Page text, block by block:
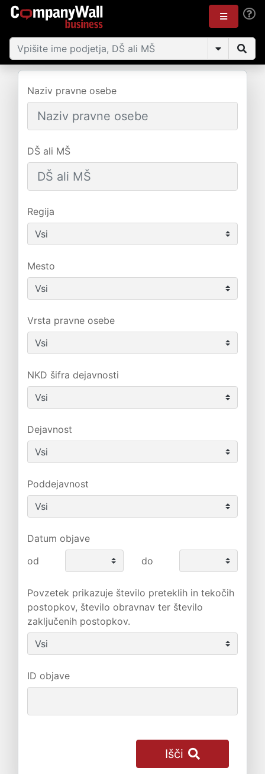
Naziv pravne osebe
DŠ ali MŠ
Regija
Mesto
Vrsta pravne osebe
NKD šifra dejavnosti
Dejavnost
Poddejavnost
Datum objave
od
do
Povzetek prikazuje število preteklih in tekočih
postopkov, število obravnav ter število
zaključenih postopkov.
ID objave
Išči